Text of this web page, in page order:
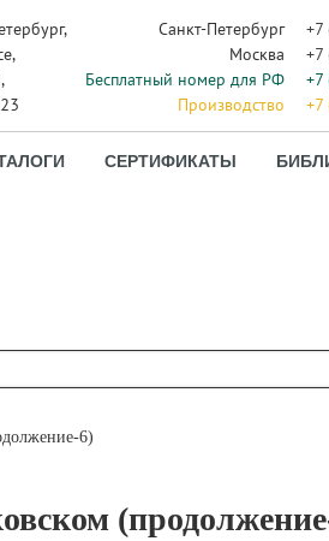
Санкт-Петербург
Москва
Бесплатный номер для РФ
Производство
+7
+7
+7
+7
СЕРТИФИКАТЫ
6)